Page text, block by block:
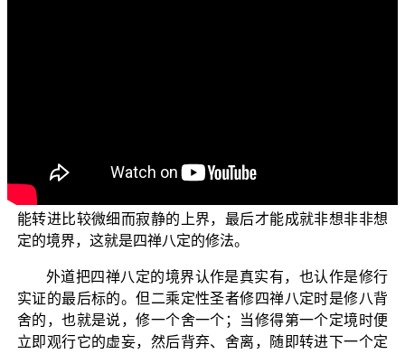
在到达三禅时安住下来。若是继续进修第四禅及四空定，
也是一样的道理，必须次第舍离下界比较粗糙的定境，才
能转进比较微细而寂静的上界，最后才能成就非想非非想
定的境界，这就是四禅八定的修法。
外道把四禅八定的境界认作是真实有，也认作是修行
实证的最后标的。但二乘定性圣者修四禅八定时是修八背
舍的，也就是说，修一个舍一个；当修得第一个定境时便
立即观行它的虚妄，然后背弃、舍离，随即转进下一个定